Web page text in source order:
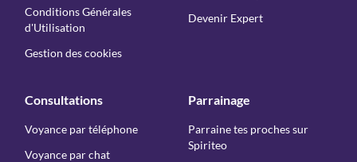
Conditions Générales
d'Utilisation
Gestion des cookies
Devenir Expert
Consultations
Voyance par téléphone
Voyance par chat
Parrainage
Parraine tes proches sur
Spiriteo